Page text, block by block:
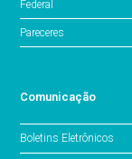
Federal
Pareceres
Comunicação
Boletins Eletrônicos